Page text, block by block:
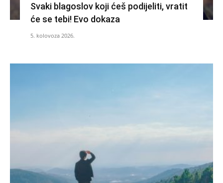
Svaki blagoslov koji ćeš podijeliti, vratit
će se tebi! Evo dokaza
5. kolovoza 2026.